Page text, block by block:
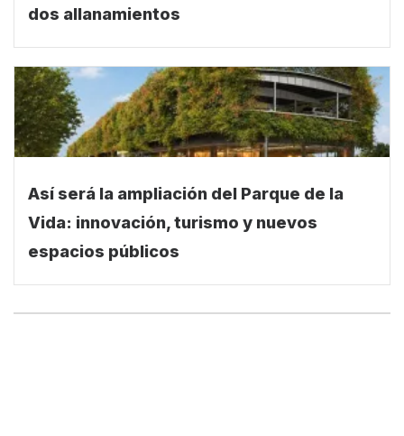
dos allanamientos
Así será la ampliación del Parque de la
Vida: innovación, turismo y nuevos
espacios públicos